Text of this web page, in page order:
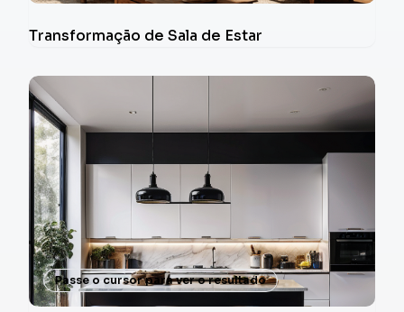
Transformação de Sala de Estar
Passe o cursor para ver o resultado